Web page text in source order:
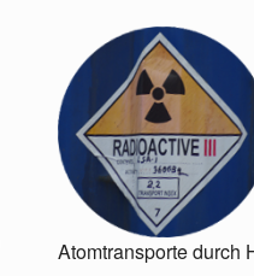
Atomtransporte durch